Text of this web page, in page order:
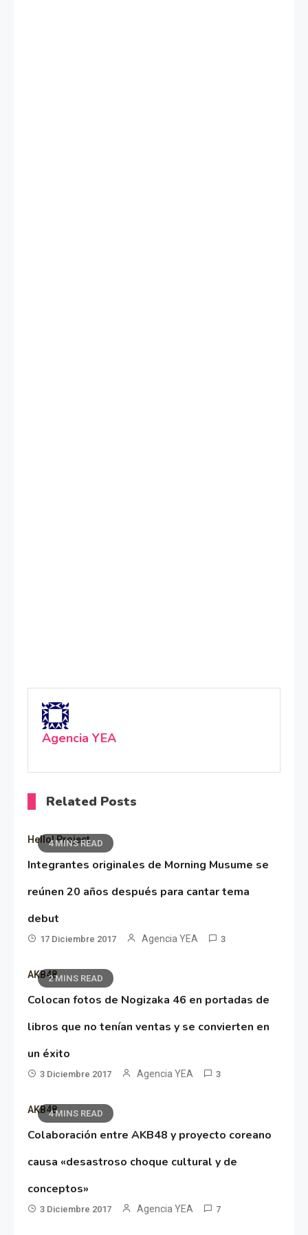
Agencia YEA
Related Posts
4 MINS READ
Hello! Project
Integrantes originales de Morning Musume se
reúnen 20 años después para cantar tema
debut
17 Diciembre 2017 Agencia YEA 3
2 MINS READ
AKB48
Colocan fotos de Nogizaka 46 en portadas de
libros que no tenían ventas y se convierten en
un éxito
3 Diciembre 2017 Agencia YEA 3
4 MINS READ
AKB48
Colaboración entre AKB48 y proyecto coreano
causa «desastroso choque cultural y de
conceptos»
3 Diciembre 2017 Agencia YEA 7